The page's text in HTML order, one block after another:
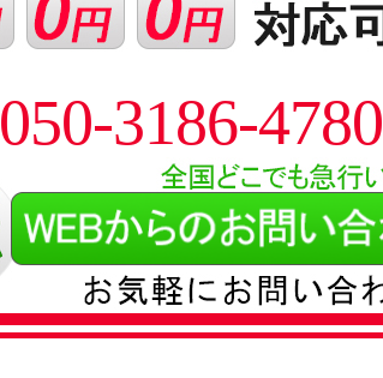
050-3186-4780